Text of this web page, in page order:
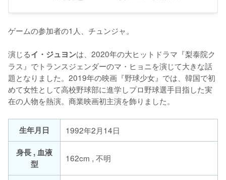
ゲームの参加者の1人、チュンジャ。
演じるイ・ジュヨンは、2020年の大ヒットドラマ『梨泰院ク
ラス』でトランスジェンダーのマ・ヒョニを演じて大きな話
題となりました。2019年の映画『野球少女』では、韓国で初
めて女性として高校野球部に進学しプロ野球選手目指した実
在の人物を熱演。商業映画初主演を飾りました。
生年月日
1992年2月14日
身長 , 血液
型
162cm , 不明